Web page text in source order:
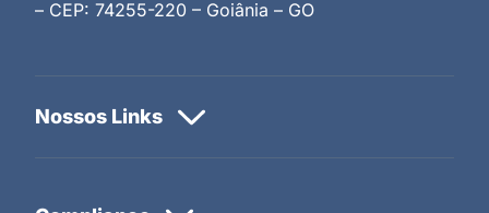
– CEP: 74255-220 – Goiânia – GO